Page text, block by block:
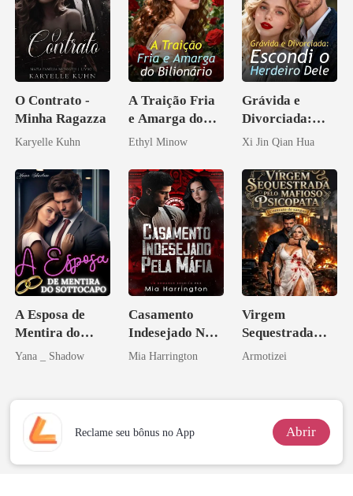
O Contrato -
Minha Ragazza
Karyelle Kuhn
A Traição Fria
e Amarga do
Bilionário
Ethyl Minow
Grávida e
Divorciada:
Escondi o
Xi Jin Qian Hua
A Esposa de
Mentira do
Sottocapo
Yana _ Shadow
Casamento
Indesejado Na
Máfia
Mia Harrington
Virgem
Sequestrada
pelo Mafioso
DE SANGUE
Armotizei
Reclame seu bônus no App Abrir